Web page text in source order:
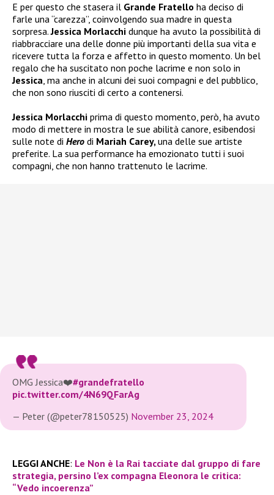
E per questo che stasera il Grande Fratello ha deciso di
farle una “carezza”, coinvolgendo sua madre in questa
sorpresa.Jessica Morlacchi dunque ha avuto la possibilità di
riabbracciare una delle donne più importanti della sua vita e
ricevere tutta la forza e affetto in questo momento. Un bel
regalo che ha suscitato non poche lacrime e non solo in
Jessica, ma anche in alcuni dei suoi compagni e del pubblico,
che non sono riusciti di certo a contenersi.
Jessica Morlacchi prima di questo momento, però, ha avuto
modo di mettere in mostra le sue abilità canore, esibendosi
sulle note di Hero di Mariah Carey,una delle sue artiste
preferite. La sua performance ha emozionato tutti i suoi
compagni, che non hanno trattenuto le lacrime.
OMG Jessica❤️#grandefratello
pic.twitter.com/4N69QFarAg
— Peter (@peter78150525) November 23, 2024
LEGGI ANCHE: Le Non è la Rai tacciate dal gruppo di fare
strategia, persino l’ex compagna Eleonora le critica:
“Vedo incoerenza”